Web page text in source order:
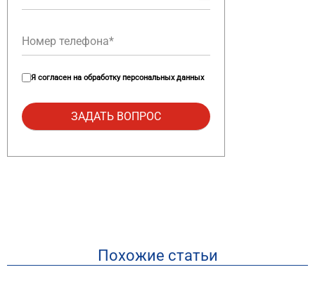
Я согласен на обработку персональных данных
Похожие статьи